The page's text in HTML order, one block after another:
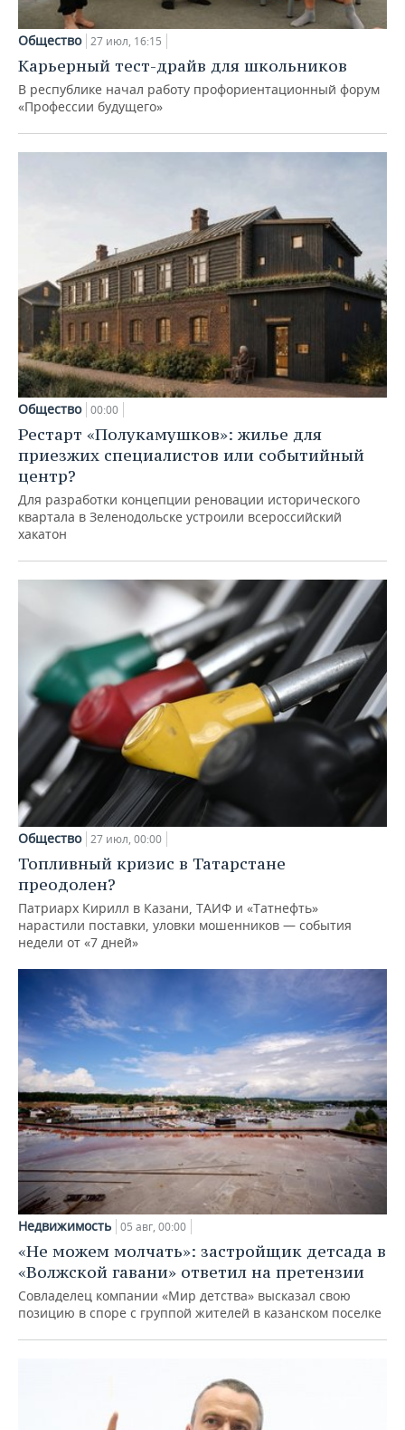
Общество 27 июл, 16:15
Карьерный тест-драйв для школьников
В республике начал работу профориентационный форум
«Профессии будущего»
Общество 00:00
Рестарт «Полукамушков»: жилье для
приезжих специалистов или событийный
центр?
Для разработки концепции реновации исторического
квартала в Зеленодольске устроили всероссийский
хакатон
Общество 27 июл, 00:00
Топливный кризис в Татарстане
преодолен?
Патриарх Кирилл в Казани, ТАИФ и «Татнефть»
нарастили поставки, уловки мошенников — события
недели от «7 дней»
Недвижимость 05 авг, 00:00
«Не можем молчать»: застройщик детсада в
«Волжской гавани» ответил на претензии
Совладелец компании «Мир детства» высказал свою
позицию в споре с группой жителей в казанском поселке